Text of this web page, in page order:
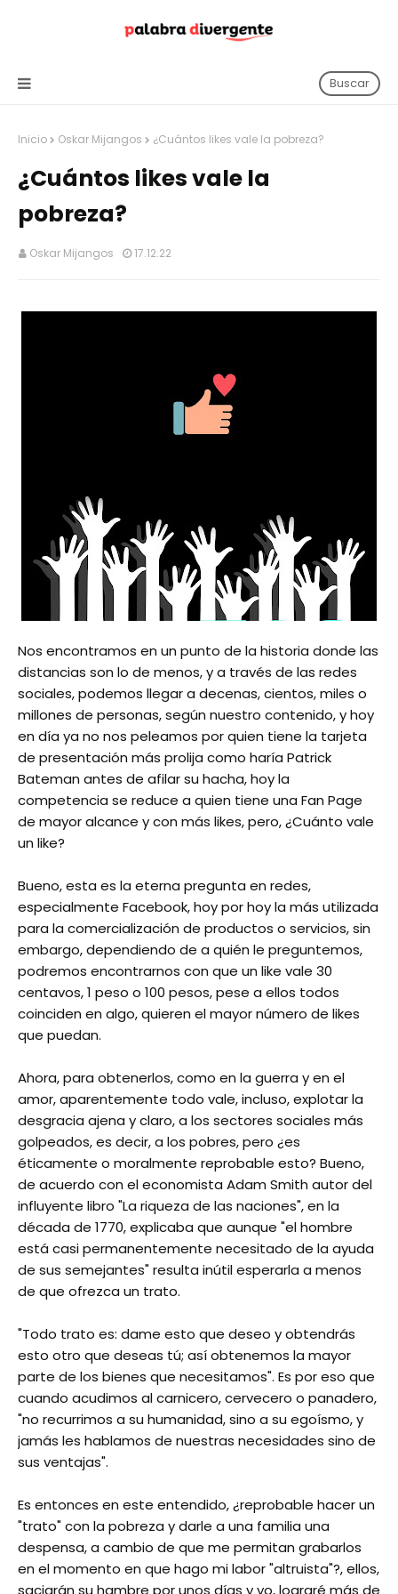
Buscar
Inicio Oskar Mijangos ¿Cuántos likes vale la pobreza?
¿Cuántos likes vale la
pobreza?
Oskar Mijangos 17.12.22
Nos encontramos en un punto de la historia donde las
distancias son lo de menos, y a través de las redes
sociales, podemos llegar a decenas, cientos, miles o
millones de personas, según nuestro contenido, y hoy
en día ya no nos peleamos por quien tiene la tarjeta
de presentación más prolija como haría Patrick
Bateman antes de afilar su hacha, hoy la
competencia se reduce a quien tiene una Fan Page
de mayor alcance y con más likes, pero, ¿Cuánto vale
un like?
Bueno, esta es la eterna pregunta en redes,
especialmente Facebook, hoy por hoy la más utilizada
para la comercialización de productos o servicios, sin
embargo, dependiendo de a quién le preguntemos,
podremos encontrarnos con que un like vale 30
centavos, 1 peso o 100 pesos, pese a ellos todos
coinciden en algo, quieren el mayor número de likes
que puedan.
Ahora, para obtenerlos, como en la guerra y en el
amor, aparentemente todo vale, incluso, explotar la
desgracia ajena y claro, a los sectores sociales más
golpeados, es decir, a los pobres, pero ¿es
éticamente o moralmente reprobable esto? Bueno,
de acuerdo con el economista Adam Smith autor del
influyente libro "La riqueza de las naciones", en la
década de 1770, explicaba que aunque "el hombre
está casi permanentemente necesitado de la ayuda
de sus semejantes" resulta inútil esperarla a menos
de que ofrezca un trato.
"Todo trato es: dame esto que deseo y obtendrás
esto otro que deseas tú; así obtenemos la mayor
parte de los bienes que necesitamos". Es por eso que
cuando acudimos al carnicero, cervecero o panadero,
"no recurrimos a su humanidad, sino a su egoísmo, y
jamás les hablamos de nuestras necesidades sino de
sus ventajas".
Es entonces en este entendido, ¿reprobable hacer un
"trato" con la pobreza y darle a una familia una
despensa, a cambio de que me permitan grabarlos
en el momento en que hago mi labor "altruista"?, ellos,
saciarán su hambre por unos días y yo, lograré más de